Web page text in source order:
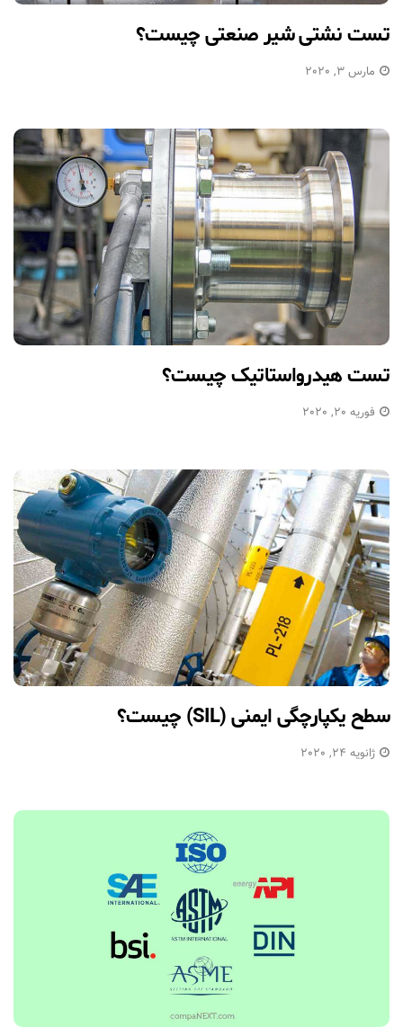
تست نشتی شیر صنعتی چیست؟
مارس 3, 2020
تست هیدرواستاتیک چیست؟
فوریه 20, 2020
سطح یکپارچگی ایمنی (SIL) چیست؟
ژانویه 24, 2020